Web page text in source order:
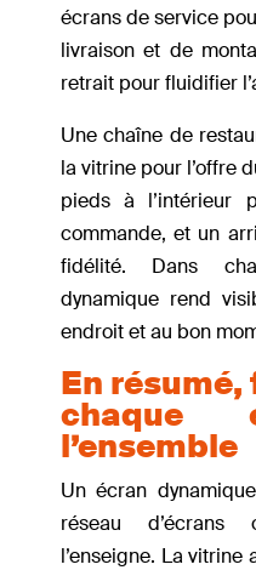
écrans de service
livraison et de
retrait pour fluidifier
Une chaîne de
la vitrine pour l’offre
pieds à l’intérieur
commande, et un
fidélité. Dans
dynamique rend
endroit et au bon
En
chaque
l’ensemble
Un écran
réseau d’écrans
l’enseigne. La vitrine